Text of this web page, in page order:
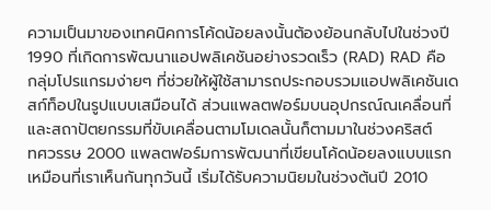
ความเป็นมาของเทคนิคการโค้ดน้อยลงนั้นต้องย้อนกลับไปในช่วงปี
1990 ที่เกิดการพัฒนาแอปพลิเคชันอย่างรวดเร็ว (RAD) RAD คือ
กลุ่มโปรแกรมง่ายๆ ที่ช่วยให้ผู้ใช้สามารถประกอบรวมแอปพลิเคชันเด
สก์ท็อปในรูปแบบเสมือนได้ ส่วนแพลตฟอร์มบนอุปกรณ์ณเคลื่อนที่
และสถาปัตยกรรมที่ขับเคลื่อนตามโมเดลนั้นก็ตามมาในช่วงคริสต์
ทศวรรษ 2000 แพลตฟอร์มการพัฒนาที่เขียนโค้ดน้อยลงแบบแรก
เหมือนที่เราเห็นกันทุกวันนี้ เริ่มได้รับความนิยมในช่วงต้นปี 2010